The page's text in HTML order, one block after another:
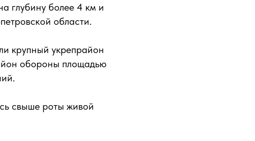
глубину более 4 км и
области.
крупный укрепрайон
обороны площадью
свыше роты живой